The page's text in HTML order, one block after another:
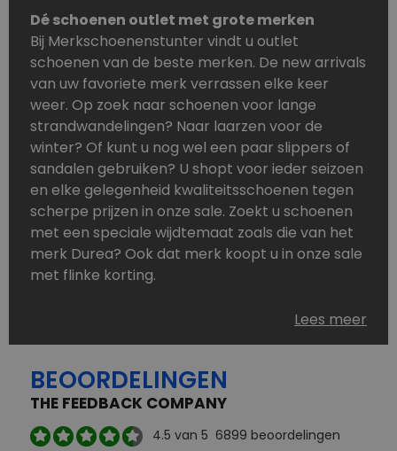
Dé schoenen outlet met grote merken
Bij Merkschoenenstunter vindt u outlet
schoenen van de beste merken. De new arrivals
van uw favoriete merk verrassen elke keer
weer. Op zoek naar schoenen voor lange
strandwandelingen? Naar laarzen voor de
winter? Of kunt u nog wel een paar slippers of
sandalen gebruiken? U shopt voor ieder seizoen
en elke gelegenheid kwaliteitsschoenen tegen
scherpe prijzen in onze sale. Zoekt u schoenen
met een speciale wijdtemaat zoals die van het
merk Durea? Ook dat merk koopt u in onze sale
met flinke korting.
Schoenen heeft u nooit genoeg. Goedkope
schoenen, maar dus wel van topmerken,
aanbod is zo compleet dat u altijd wel een
passend paar vindt.
Welke schoenmerken vindt u in onze online
Lees meer
BEOORDELINGEN
THE FEEDBACK COMPANY
4.5 van 5 6899 beoordelingen